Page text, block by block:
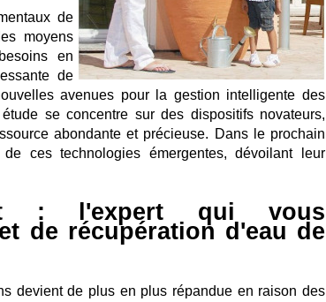
de
moyens
en
de
avenues pour la gestion intelligente des
se concentre sur des dispositifs novateurs,
abondante et précieuse. Dans le prochain
ces technologies émergentes, dévoilant leur
: l'expert qui vous
de récupération d'eau de
devient de plus en plus répandue en raison des